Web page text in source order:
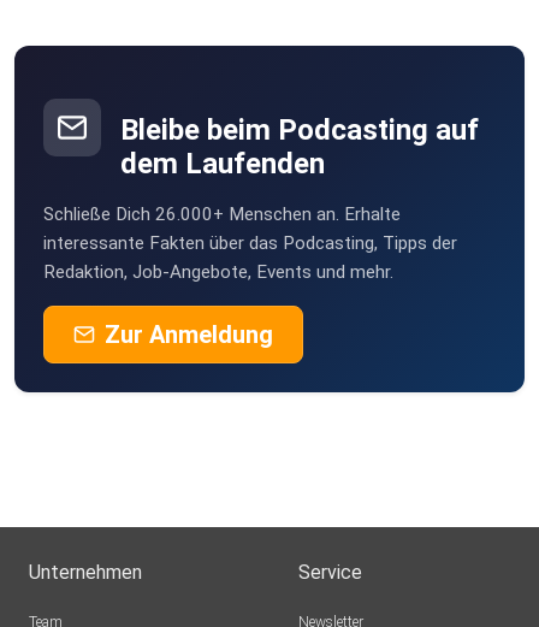
Bleibe beim Podcasting auf
dem Laufenden
Schließe Dich 26.000+ Menschen an. Erhalte
interessante Fakten über das Podcasting, Tipps der
Redaktion, Job-Angebote, Events und mehr.
Zur Anmeldung
Unternehmen
Team
Service
Newsletter